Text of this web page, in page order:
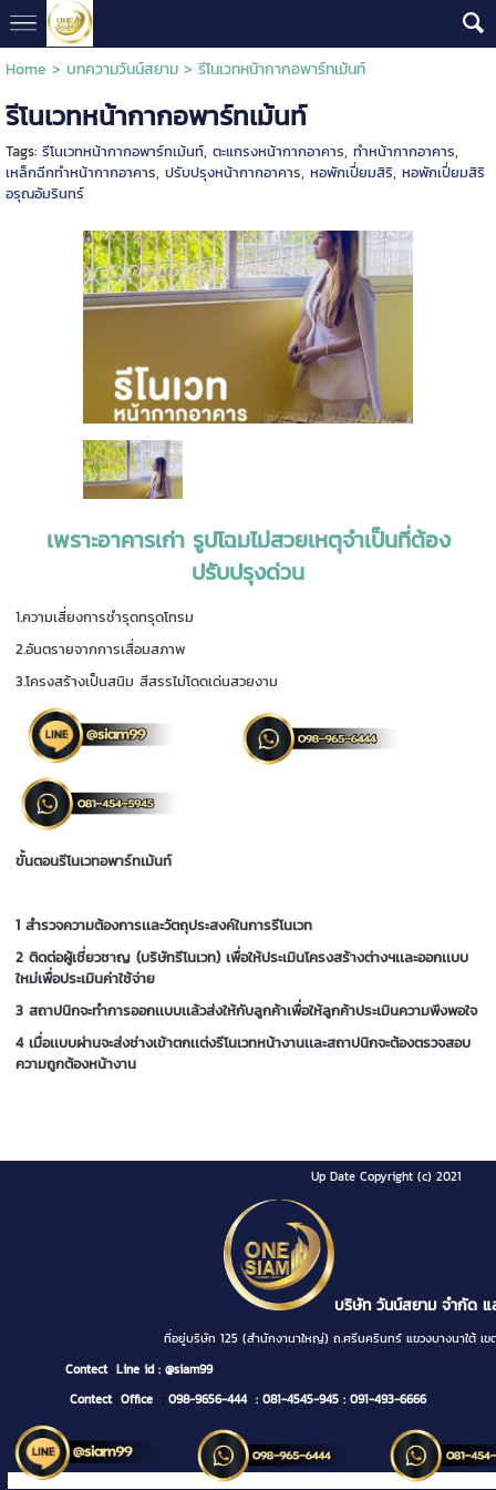
Home > บทความวันน์สยาม> รีโนเวทหน้ากากอพาร์ทเม้นท์
รีโนเวทหน้ากากอพาร์ทเม้นท์
Tags: รีโนเวทหน้ากากอพาร์ทเม้นท์, ตะแกรงหน้ากากอาคาร, ทำหน้ากากอาคาร,
เหล็กฉีกทำหน้ากากอาคาร, ปรับปรุงหน้ากากอาคาร, หอพักเปี่ยมสิริ, หอพักเปี่ยมสิริ
อรุณอัมรินทร์
เพราะอาคารเก่า รูปโฉมไม่สวยเหตุจำเป็นที่ต้อง
ปรับปรุงด่วน
1.ความเสี่ยงการชำรุดทรุดโทรม
2.อันตรายจากการเสื่อมสภาพ
3.โครงสร้างเป็นสนิม สีสรรไม่โดดเด่นสวยงาม
ขั้นตอนรีโนเวทอพาร์ทเม้นท์
1 สำรวจความต้องการเเละวัตถุประสงค์ในการรีโนเวท
2 ติดต่อผู้เชี่ยวชาญ (บริษัทรีโนเวท) เพื่อให้ประเมินโครงสร้างต่างฯเเละออกเเบบ
ใหม่เพื่อประเมินค่าใช้จ่าย
3 สถาปนิกจะทำการออกเเบบเเล้วส่งให้กับลูกค้าเพื่อให้ลูกค้าประเมินความพึงพอใจ
4 เมื่อเเบบผ่านจะส่งช่างเข้าตกเเต่งรีโนเวทหน้างานเเละสถาปนิกจะต้องตรวจสอบ
ความถูกต้องหน้างาน
Up Date Copyright (c) 2021
บริษัท วันน์สยาม จำกัด แล
ที่อยู่บริษัท 125 (สำนักงานาใหญ่) ถ.ศรีนครินทร์ แขวงบางนาใ
Contect Line id : @siam99
Contect Office : 098-9656-444 : 081-4545-945 : 091-493-6666